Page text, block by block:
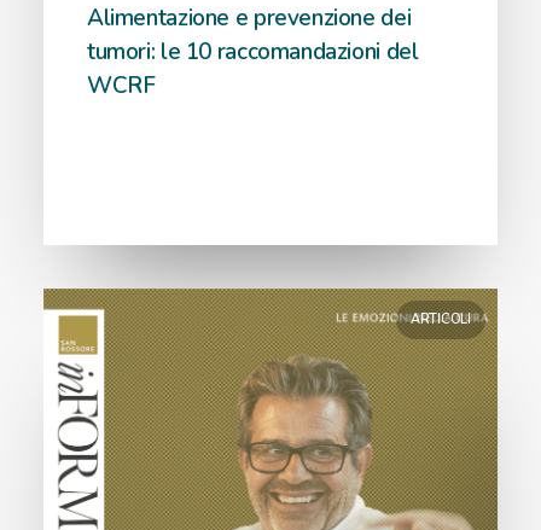
Alimentazione e prevenzione dei
tumori: le 10 raccomandazioni del
WCRF
ARTICOLI